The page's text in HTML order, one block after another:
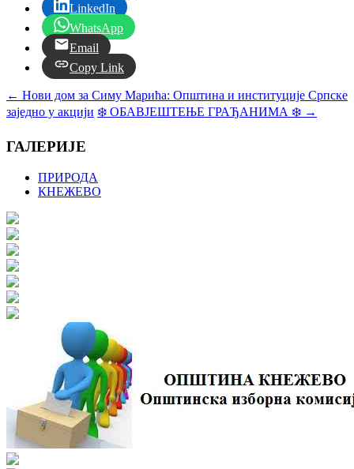
LinkedIn
WhatsApp
Email
Copy Link
← Нови дом за Симу Марића: Општина и институције Српске
заједно у акцији ❄️ ОБАВЈЕШТЕЊЕ ГРАЂАНИМА ❄️ →
ГАЛЕРИЈЕ
ПРИРОДА
КНЕЖЕВО